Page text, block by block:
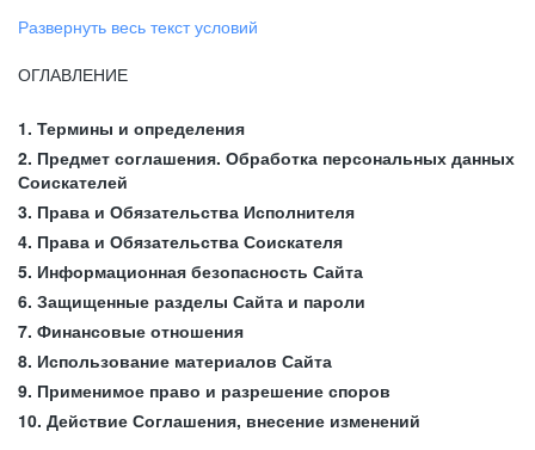
Развернуть весь текст условий
ОГЛАВЛЕНИЕ
1. Термины и определения
2. Предмет соглашения. Обработка персональных данных
Соискателей
3. Права и Обязательства Исполнителя
4. Права и Обязательства Соискателя
5. Информационная безопасность Сайта
6. Защищенные разделы Сайта и пароли
7. Финансовые отношения
8. Использование материалов Сайта
9. Применимое право и разрешение споров
10. Действие Соглашения, внесение изменений